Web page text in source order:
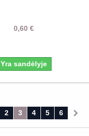
0,60 €
Yra sandėlyje
2 3 4 5 6